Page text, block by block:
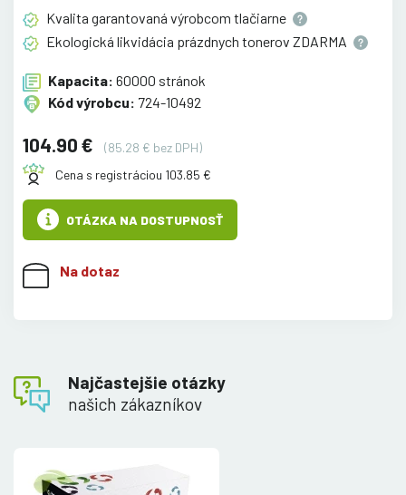
Kvalita garantovaná výrobcom tlačiarne
Ekologická likvidácia prázdnych tonerov ZDARMA
Kapacita: 60000 stránok
Kód výrobcu: 724-10492
104.90 €
(85.28 € bez DPH)
Cena s registráciou 103.85 €
OTÁZKA NA DOSTUPNOSŤ
Na dotaz
Najčastejšie otázky
našich zákazníkov